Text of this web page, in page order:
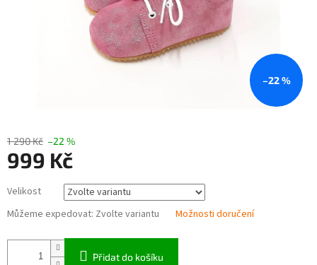
–22 %
1 290 Kč –22 %
999 Kč
cena:
Velikost
Můžeme expedovat: Zvolte variantu Možnosti doručení
Přidat do košíku